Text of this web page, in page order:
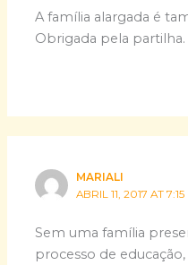
A família alargada é
Obrigada pela partilha.
MARIALI
ABRIL 11, 2017 AT
Sem uma família
processo de